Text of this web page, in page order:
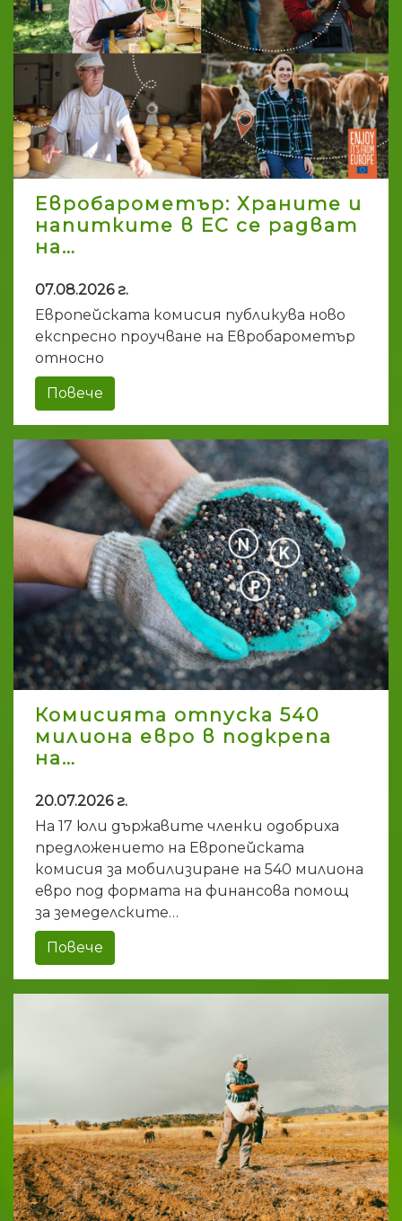
Евробарометър: Храните и
напитките в ЕС се радват
на…
07.08.2026 г.
Европейската комисия публикува ново
експресно проучване на Евробарометър
относно
Повече
Комисията отпуска 540
милиона евро в подкрепа
на…
20.07.2026 г.
На 17 юли държавите членки одобриха
предложението на Европейската
комисия за мобилизиране на 540 милиона
евро под формата на финансова помощ
за земеделските…
Повече